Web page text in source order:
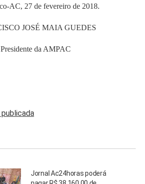
AC, 27 de fevereiro de 2018.
JOSÉ MAIA GUEDES
Presidente da AMPAC
Jornal Ac24horas poderá